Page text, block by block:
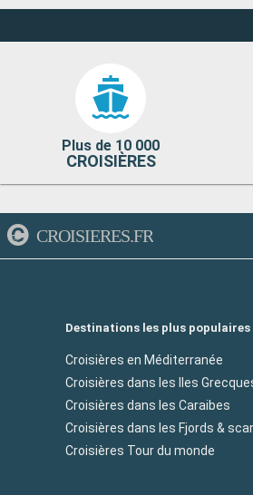
Plus de 10 000
CROISIÈRES
CROISIERES.FR
Destinations les plus populaires
Croisières en Méditerranée
Croisières dans les Iles
Croisières dans les Caraibes
Croisières dans les Fjords &
Croisières Tour du monde